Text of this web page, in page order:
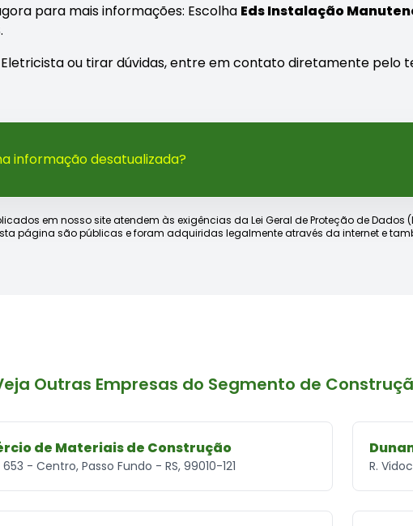
para mais informações: Escolha Eds Instalação
ou tirar dúvidas, entre em contato diretamente pelo
informação desatualizada?
em nosso site atendem às exigências da Lei Geral de Proteção de Dados
página são públicas e foram adquiridas legalmente através da internet e
Outras Empresas do Segmento de
de Materiais de Construção
- Centro, Passo Fundo - RS, 99010-121 R.